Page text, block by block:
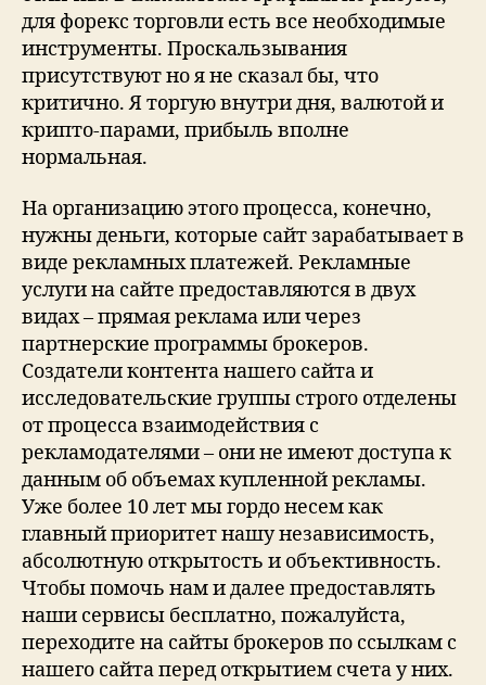
для форекс торговли есть все необходимые
инструменты. Проскальзывания
присутствуют но я не сказал бы, что
критично. Я торгую внутри дня, валютой и
крипто-парами, прибыль вполне
нормальная.
На организацию этого процесса, конечно,
нужны деньги, которые сайт зарабатывает в
виде рекламных платежей. Рекламные
услуги на сайте предоставляются в двух
видах – прямая реклама или через
партнерские программы брокеров.
Создатели контента нашего сайта и
исследовательские группы строго отделены
от процесса взаимодействия с
рекламодателями – они не имеют доступа к
данным об объемах купленной рекламы.
Уже более 10 лет мы гордо несем как
главный приоритет нашу независимость,
абсолютную открытость и объективность.
Чтобы помочь нам и далее предоставлять
наши сервисы бесплатно, пожалуйста,
переходите на сайты брокеров по ссылкам с
нашего сайта перед открытием счета у них.